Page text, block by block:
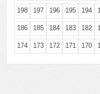
198 197 196 195 194
186 185 184 183 182
174 173 172 171 170